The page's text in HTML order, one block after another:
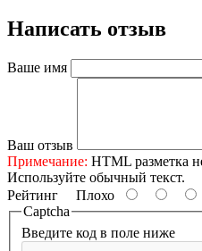
Написать отзыв
Ваше имя
Ваш отзыв
Примечание: HTML разметка
Используйте обычный текст.
Рейтинг Плохо
Captcha
Введите код в поле ниже